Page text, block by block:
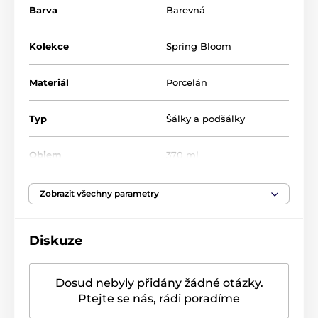
Balen v krásné dárkové krabičce, což z něj činí
perfektní dárek pro milovníky elegantního stolování a
jarních motivů.
Objem: 370 ml
Vhodné do myčky na nádobí a do mikrovlnné
trouby
Barva Barevná
Kolekce Spring Bloom
Materiál Porcelán
Typ Šálky a podšálky
Objem 370 ml
Vhodný do mikrovlnné
trouby
Vhodný do myčky na
Zobrazit všechny parametry
Diskuze
Dosud nebyly přidány žádné otázky.
Ptejte se nás, rádi poradíme